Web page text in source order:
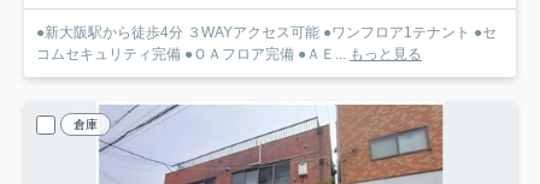
●新大阪駅から徒歩4分 ３WAYアクセス可能 ●ワンフロア1テナント ●セ
コムセキュリティ完備 ●ＯＡフロア完備 ●ＡＥ...
もっと見る
倉庫